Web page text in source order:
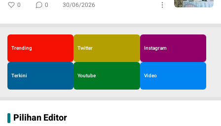
0 0 30/06/2026
Trending Twitter Instagram
Terkini Youtube Video
Pilihan Editor